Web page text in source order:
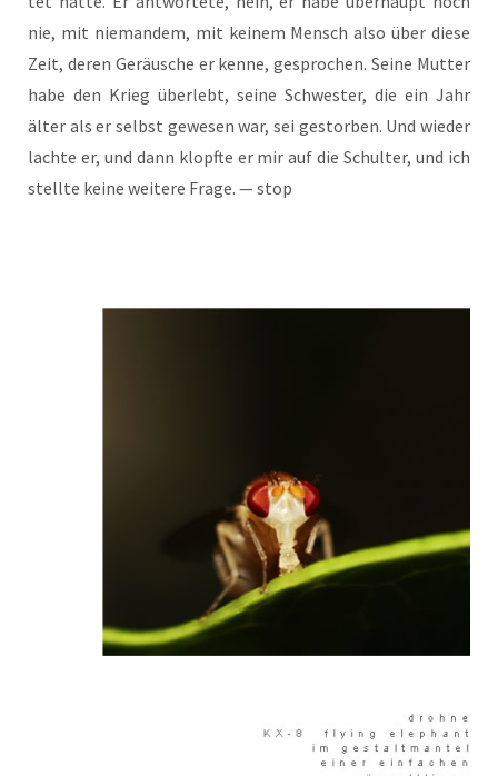
nie, mit nie­man­dem, mit kei­nem Mensch also über die­se
Zeit, deren Geräu­sche er ken­ne, gespro­chen. Sei­ne Mut­ter
habe den Krieg über­lebt, sei­ne Schwes­ter, die ein Jahr
älter als er selbst gewe­sen war, sei gestor­ben. Und wie­der
lach­te er, und dann klopf­te er mir auf die Schul­ter, und ich
stell­te kei­ne wei­te­re Fra­ge. — stop